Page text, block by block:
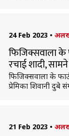
24 Feb 2023 •
फिजिक्सवाला
रचाई शादी,
फिजिक्सवाला के
प्रेमिका शिवानी
21 Feb 2023 •